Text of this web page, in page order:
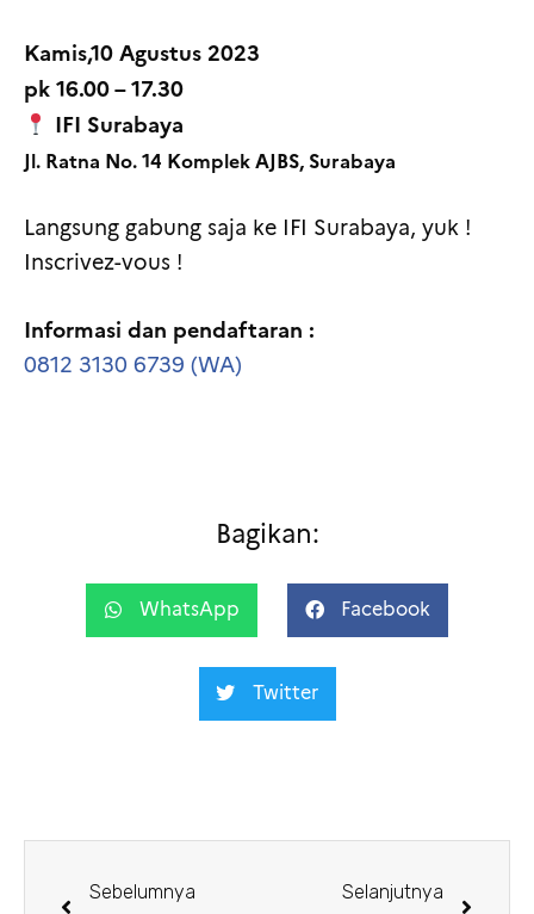
Kamis,10 Agustus 2023
pk 16.00 – 17.30
IFI Surabaya
Jl. Ratna No. 14 Komplek AJBS, Surabaya
Langsung gabung saja ke IFI Surabaya, yuk !
Inscrivez-vous !
Informasi dan pendaftaran :
0812 3130 6739 (WA)
Bagikan:
WhatsApp Facebook
Twitter
Sebelumnya Selanjutnya